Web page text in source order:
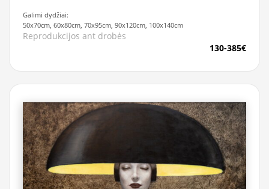
Galimi dydžiai:
50x70cm, 60x80cm, 70x95cm, 90x120cm, 100x140cm
Reprodukcijos ant drobės
130-385€